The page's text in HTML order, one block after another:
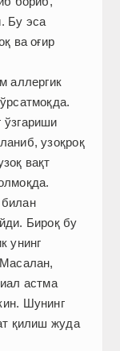
Бу эса
ва оғир
аллергик
узоқроқ
вақт
Бироқ бу
унинг
астма
Шунинг
қилиш жуда